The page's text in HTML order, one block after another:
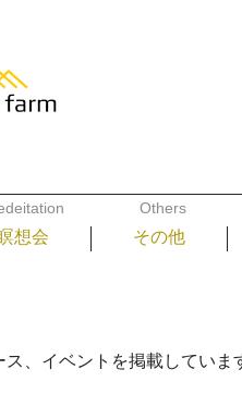
Others
想会 その他
、イベントを掲載していま